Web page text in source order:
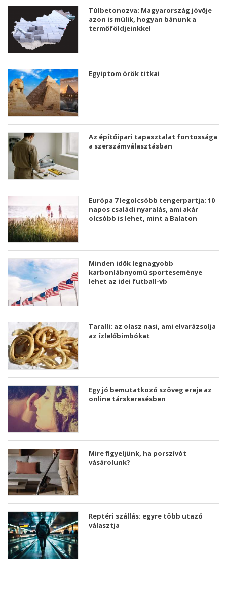
Túlbetonozva: Magyarország jövője
azon is múlik, hogyan bánunk a
termőföldjeinkkel
Egyiptom örök titkai
Az építőipari tapasztalat fontossága
a szerszámválasztásban
Európa 7 legolcsóbb tengerpartja: 10
napos családi nyaralás, ami akár
olcsóbb is lehet, mint a Balaton
Minden idők legnagyobb
karbonlábnyomú sporteseménye
lehet az idei futball-vb
Taralli: az olasz nasi, ami elvarázsolja
az ízlelőbimbókat
Egy jó bemutatkozó szöveg ereje az
online társkeresésben
Mire figyeljünk, ha porszívót
vásárolunk?
Reptéri szállás: egyre több utazó
választja